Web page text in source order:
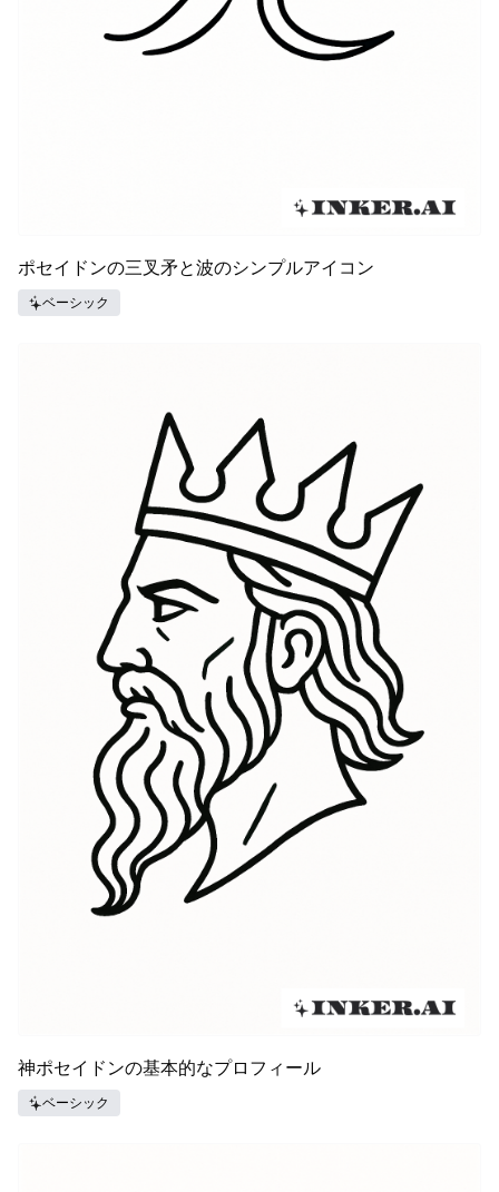
ポセイドンの三叉矛と波のシンプルアイコン
ベーシック
神ポセイドンの基本的なプロフィール
ベーシック